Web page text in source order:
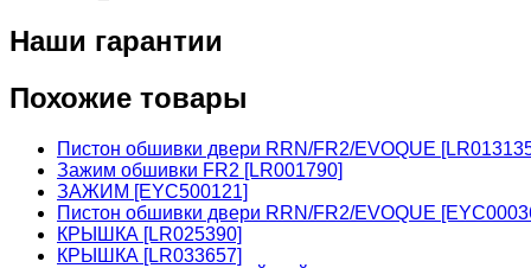
Наши гарантии
Похожие товары
Пистон обшивки двери RRN/FR2/EVOQUE
Зажим обшивки FR2 [LR001790]
ЗАЖИМ [EYC500121]
Пистон обшивки двери RRN/FR2/EVOQUE
КРЫШКА [LR025390]
КРЫШКА [LR033657]